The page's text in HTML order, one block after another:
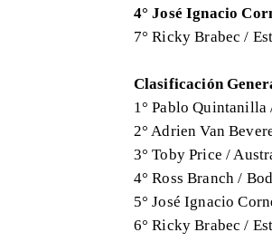
4° José Ignacio
7° Ricky Brabec /
Clasificación
1° Pablo Quintanilla
2° Adrien Van
3° Toby Price /
4° Ross Branch /
5° José Ignacio
6° Ricky Brabec /